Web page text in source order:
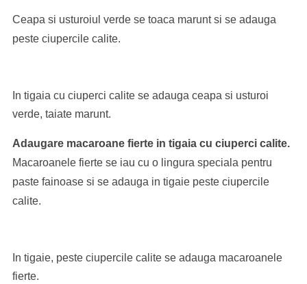
Ceapa si usturoiul verde se toaca marunt si se adauga
peste ciupercile calite.
In tigaia cu ciuperci calite se adauga ceapa si usturoi
verde, taiate marunt.
Adaugare macaroane fierte in tigaia cu ciuperci calite.
Macaroanele fierte se iau cu o lingura speciala pentru
paste fainoase si se adauga in tigaie peste ciupercile
calite.
In tigaie, peste ciupercile calite se adauga macaroanele
fierte.